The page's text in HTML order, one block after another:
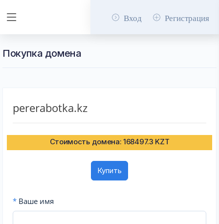
Вход Регистрация
Покупка домена
pererabotka.kz
Стоимость домена: 168497.3 KZT
Купить
* Ваше имя